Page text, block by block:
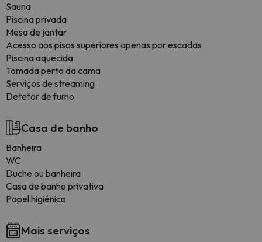
Sauna
Piscina privada
Mesa de jantar
Acesso aos pisos superiores apenas por escadas
Piscina aquecida
Tomada perto da cama
Serviços de streaming
Detetor de fumo
Casa de banho
Banheira
WC
Duche ou banheira
Casa de banho privativa
Papel higiénico
Mais serviços